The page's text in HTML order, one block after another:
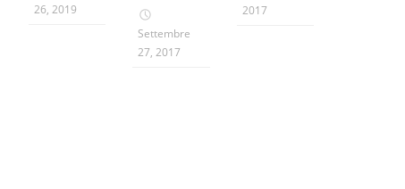
26, 2019
Settembre
27, 2017
2017